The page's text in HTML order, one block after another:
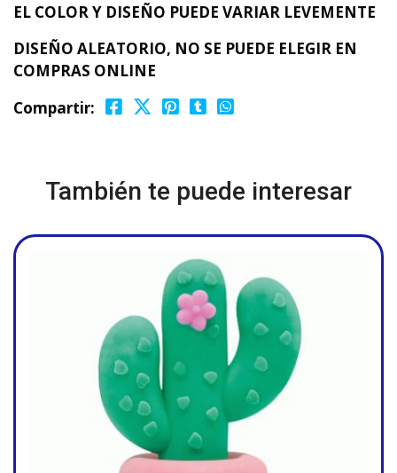
EL COLOR Y DISEÑO PUEDE VARIAR LEVEMENTE
DISEÑO ALEATORIO, NO SE PUEDE ELEGIR EN
COMPRAS ONLINE
Compartir:
También te puede interesar